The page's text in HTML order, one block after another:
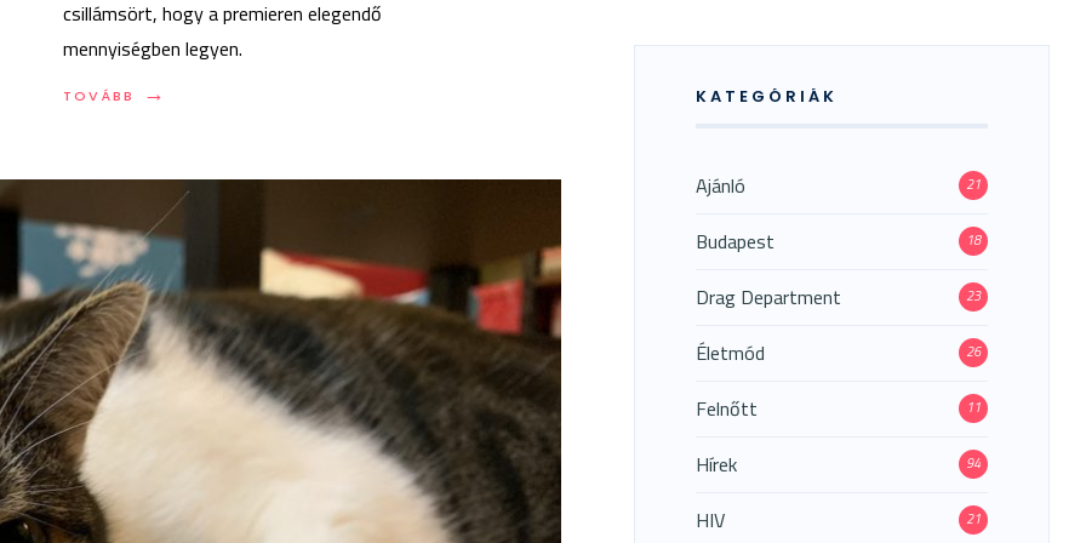
csillámsört, hogy a premieren elegendő
mennyiségben legyen.
TOVÁBB →
TOVÁBB:
SZIVÁRVÁNYT
KATEGÓRIÁK
Ajánló 21
Budapest 18
Drag Department 23
Életmód 26
Felnőtt 11
Hírek 94
HIV 21